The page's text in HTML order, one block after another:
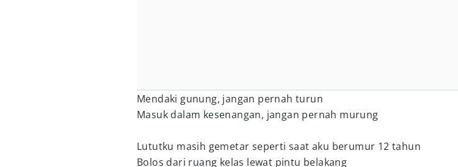
Mendaki gunung, jangan pernah turun
Masuk dalam kesenangan, jangan pernah murung
Lututku masih gemetar seperti saat aku berumur 12 tahun
Bolos dari ruang kelas lewat pintu belakang